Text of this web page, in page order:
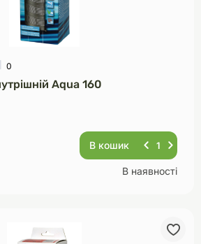
0
Aqua 160
В кошик
В наявності